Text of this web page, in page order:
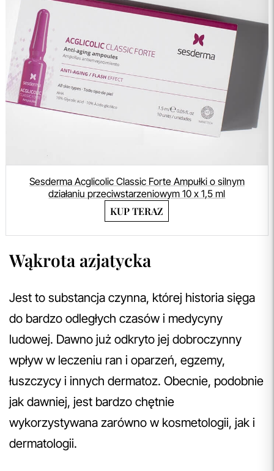
Sesderma Acglicolic Classic Forte Ampułki o silnym
działaniu przeciwstarzeniowym 10 x 1,5 ml
KUP TERAZ
Wąkrota azjatycka
Jest to substancja czynna, której historia sięga
do bardzo odległych czasów i medycyny
ludowej. Dawno już odkryto jej dobroczynny
wpływ w leczeniu ran i oparzeń, egzemy,
łuszczycy i innych dermatoz. Obecnie, podobnie
jak dawniej, jest bardzo chętnie
wykorzystywana zarówno w kosmetologii, jak i
dermatologii.